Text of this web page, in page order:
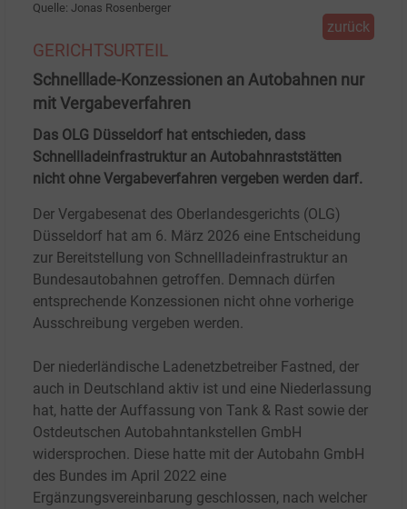
Quelle: Jonas Rosenberger
zurück
GERICHTSURTEIL
Schnelllade-Konzessionen an Autobahnen nur
mit Vergabeverfahren
Das OLG Düsseldorf hat entschieden, dass
Schnellladeinfrastruktur an Autobahnraststätten
nicht ohne Vergabeverfahren vergeben werden darf.
Der Vergabesenat des Oberlandesgerichts (OLG)
Düsseldorf hat am 6. März 2026 eine Entscheidung
zur Bereitstellung von Schnellladeinfrastruktur an
Bundesautobahnen getroffen. Demnach dürfen
entsprechende Konzessionen nicht ohne vorherige
Ausschreibung vergeben werden.
Der niederländische Ladenetzbetreiber Fastned, der
auch in Deutschland aktiv ist und eine Niederlassung
hat, hatte der Auffassung von Tank & Rast sowie der
Ostdeutschen Autobahntankstellen GmbH
widersprochen. Diese hatte mit der Autobahn GmbH
des Bundes im April 2022 eine
Ergänzungsvereinbarung geschlossen, nach welcher